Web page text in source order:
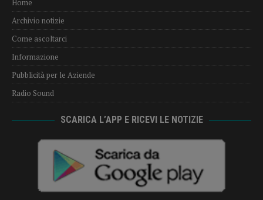
Home
Archivio notizie
Come ascoltarci
Informazione
Pubblicità per le Aziende
Radio Sound
SCARICA L’APP E RICEVI LE NOTIZIE